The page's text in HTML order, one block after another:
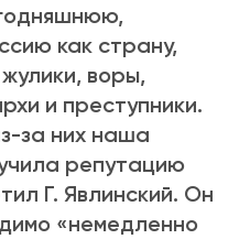
как страну,
воры,
и преступники.
за них наша
репутацию
Г. Явлинский. Он
«немедленно